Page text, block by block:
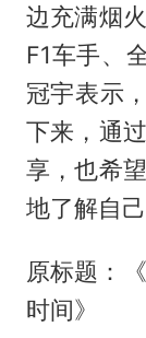
边充满烟
F1车手、
冠宇表示
下来，通
享，也希
地了解自己
原标题：
时间》